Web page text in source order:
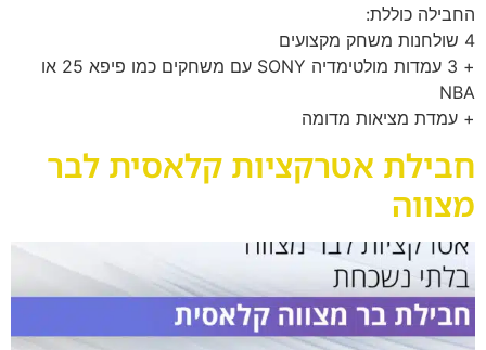
החבילה כוללת:
4 שולחנות משחק מקצועים
+ 3 עמדות מולטימדיה SONY עם משחקים כמו פיפא 25 או
NBA
+ עמדת מציאות מדומה
חבילת אטרקציות קלאסית לבר
מצווה